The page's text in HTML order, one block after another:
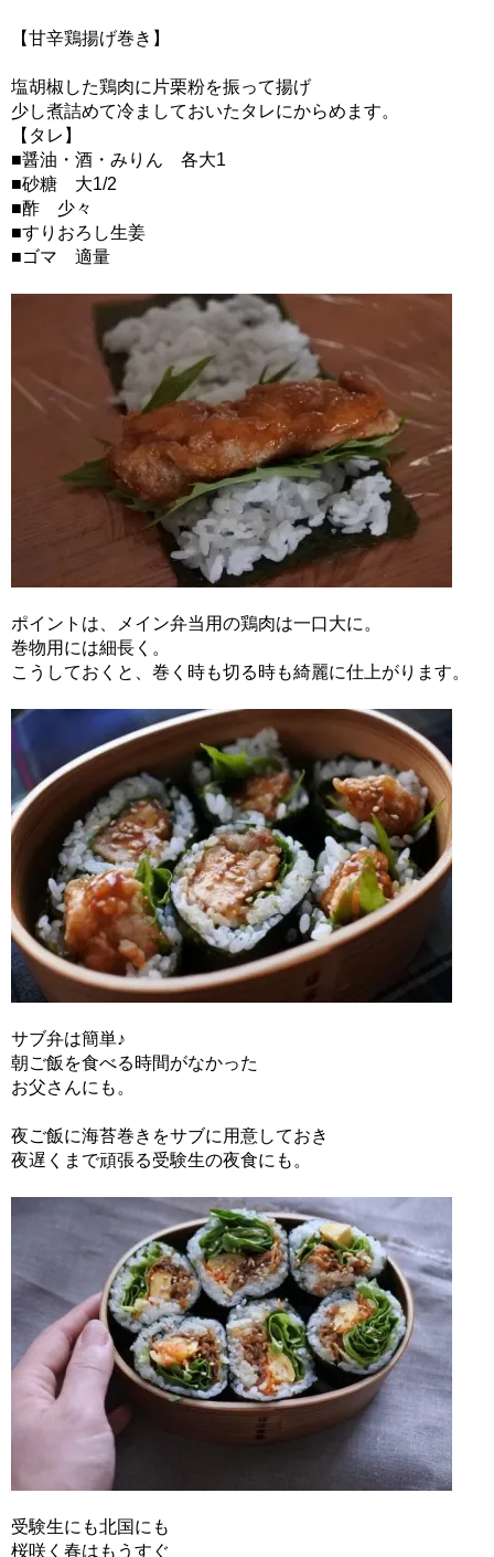
【甘辛鶏揚げ巻き】
塩胡椒した鶏肉に片栗粉を振って揚げ
少し煮詰めて冷ましておいたタレにからめます。
【タレ】
■醤油・酒・みりん 各大1
■砂糖 大1/2
■酢 少々
■すりおろし生姜
■ゴマ 適量
ポイントは、メイン弁当用の鶏肉は一口大に。
巻物用には細長く。
こうしておくと、巻く時も切る時も綺麗に仕上がります。
サブ弁は簡単♪
朝ご飯を食べる時間がなかった
お父さんにも。
夜ご飯に海苔巻きをサブに用意しておき
夜遅くまで頑張る受験生の夜食にも。
受験生にも北国にも
桜咲く春はもうすぐ